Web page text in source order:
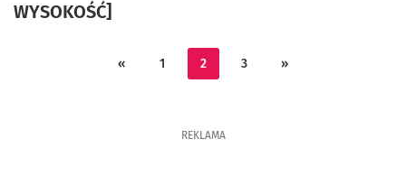
WYSOKOŚĆ]
« 1 2 3 »
REKLAMA